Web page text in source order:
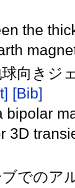
the
向きジ
[Bib]
bipolar
3D
でのア